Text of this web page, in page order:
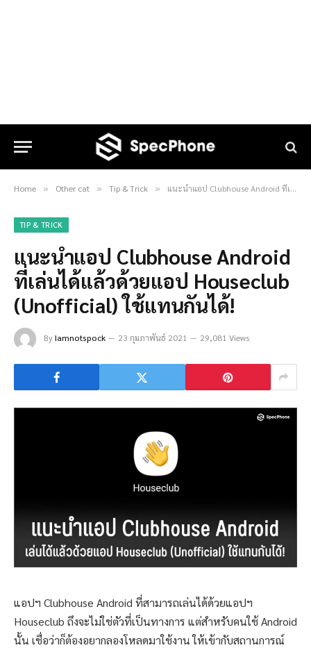
Home » Other cat » Tip & Trick » แนะนำแอป Clubhouse Android ที่เล่นได้แล้วด้วยแอป Houseclub (Unofficial) ใช้แทนกันได้!
TIP & TRICK
แนะนำแอป Clubhouse Android
ที่เล่นได้แล้วด้วยแอป Houseclub
(Unofficial) ใช้แทนกันได้!
ByIamnotspock 23 กุมภาพันธ์ 2021 29,081 Views
แอปฯ Clubhouse Android ที่สามารถเล่นได้ด้วยแอปฯ
Houseclub ถึงจะไม่ใช่ตัวที่เป็นทางการ แต่สำหรับคนใช้ Android
นั้น เชื่อว่าก็ต้องอยากลองโหลดมาใช้งาน ให้เข้ากับสถานการณ์